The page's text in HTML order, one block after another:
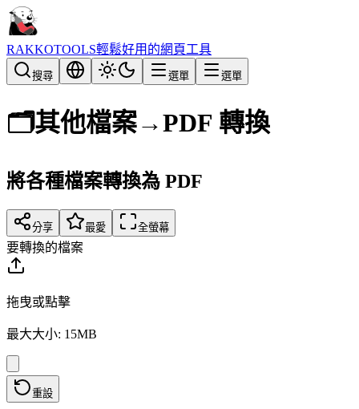
RAKKOTOOLS輕鬆好用的網頁工具
搜尋 選單 選單
🗂️其他檔案→PDF 轉換
將各種檔案轉換為 PDF
分享 最愛 全螢幕
要轉換的檔案
拖曳或點擊
最大大小: 15MB
重設